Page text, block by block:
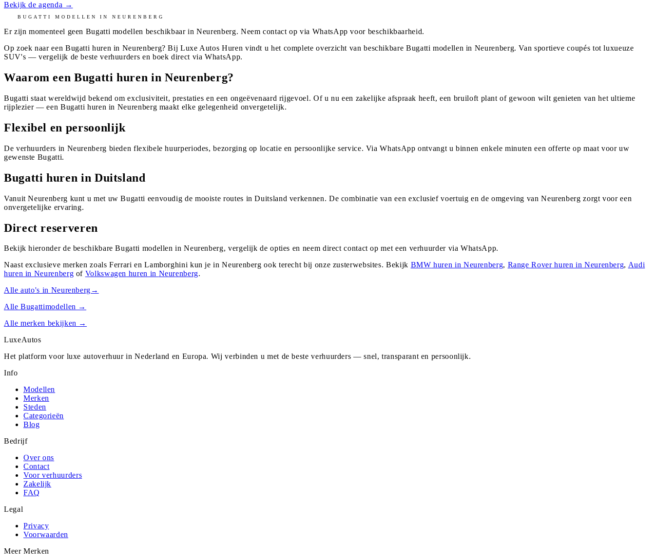
Bekijk de agenda →
BUGATTI MODELLEN INNEURENBERG
Er zijn momenteel geen Bugatti modellen beschikbaar inNeurenberg. Neem contact op via WhatsApp voor beschikbaarheid.
Op zoek naar een Bugatti huren in Neurenberg? Bij Luxe Autos Huren vindt u het complete overzicht van beschikbare Bugatti modellen in Neurenberg. Van sportieve coupés tot luxueuze
SUV's — vergelijk de beste verhuurders en boek direct via WhatsApp.
Waarom een Bugatti huren in Neurenberg?
Bugatti staat wereldwijd bekend om exclusiviteit, prestaties en een ongeëvenaard rijgevoel. Of u nu een zakelijke afspraak heeft, een bruiloft plant of gewoon wilt genieten van het ultieme
rijplezier — een Bugatti huren in Neurenberg maakt elke gelegenheid onvergetelijk.
Flexibel en persoonlijk
De verhuurders in Neurenberg bieden flexibele huurperiodes, bezorging op locatie en persoonlijke service. Via WhatsApp ontvangt u binnen enkele minuten een offerte op maat voor uw
gewenste Bugatti.
Bugatti huren in Duitsland
Vanuit Neurenberg kunt u met uw Bugatti eenvoudig de mooiste routes in Duitsland verkennen. De combinatie van een exclusief voertuig en de omgeving van Neurenberg zorgt voor een
onvergetelijke ervaring.
Direct reserveren
Bekijk hieronder de beschikbare Bugatti modellen in Neurenberg, vergelijk de opties en neem direct contact op met een verhuurder via WhatsApp.
Naast exclusieve merken zoals Ferrari en Lamborghini kun je in Neurenberg ook terecht bij onze zusterwebsites. Bekijk BMW huren in Neurenberg, Range Roverhuren inNeurenberg, Audi
huren in Neurenberg of Volkswagen huren in Neurenberg.
Alle auto's in Neurenberg →
AlleBugattimodellen →
Alle merken bekijken →
LuxeAutos
Het platform voor luxe autoverhuur in Nederland en Europa. Wij verbinden u met de beste verhuurders — snel, transparant en persoonlijk.
Info
Modellen
Merken
Steden
Categorieën
Blog
Bedrijf
Over ons
Contact
Voor verhuurders
Zakelijk
FAQ
Legal
Privacy
Voorwaarden
Meer Merken